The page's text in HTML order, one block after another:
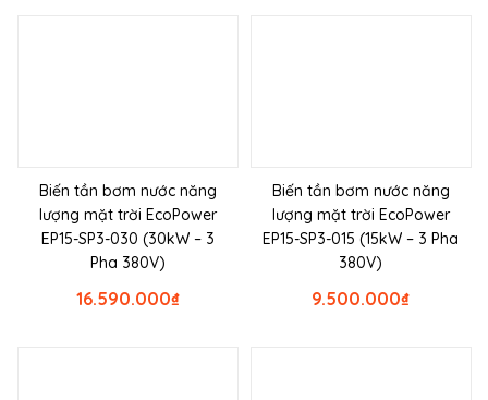
Biến tần bơm nước năng
lượng mặt trời EcoPower
EP15-SP3-030 (30kW – 3
Pha 380V)
₫
16.590.000
Biến tần bơm nước năng
lượng mặt trời EcoPower
EP15-SP3-015 (15kW – 3 Pha
380V)
₫
9.500.000